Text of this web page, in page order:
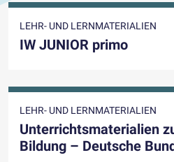
LEHR- UND LERNMATERIALIEN
IW JUNIOR primo
LEHR- UND LERNMATERIALIEN
Unterrichtsmaterialien
Bildung – Deutsche